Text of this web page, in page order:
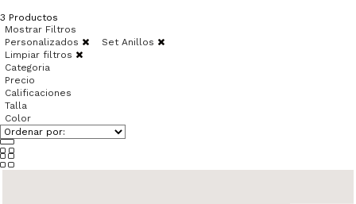
3 Productos
Mostrar Filtros
Personalizados
Set Anillos
Limpiar filtros
Categoria
Precio
Calificaciones
Talla
Color